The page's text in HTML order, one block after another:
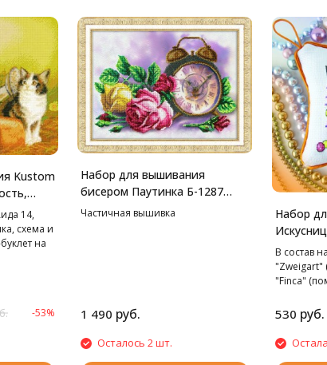
Kustom
14,
схема и
на
-53%
Набор для вышивания
бисером Паутинка Б-1287
Розовый час, 38*28 см
Частичная вышивка
1 490 руб.
Осталось 2 шт.
Набор
см
В состав
"Zweigart"
"Finca"
кант
530 руб.